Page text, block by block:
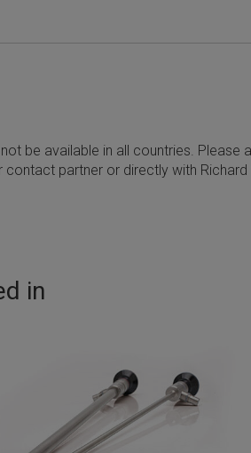
be available in all countries.
partner or directly with Richard
in